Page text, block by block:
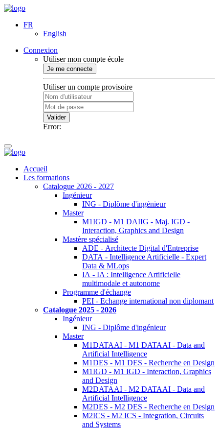
FR
English
Connexion
Utiliser mon compte école
Je me connecte
Utiliser un compte provisoire
Valider
Error:
Accueil
Les formations
Catalogue 2026 - 2027
Ingénieur
ING - Diplôme d'ingénieur
Master
M1IGD - M1 DAIIG - Maj. IGD -
Interaction, Graphics and Design
Mastère spécialisé
ADE - Architecte Digital d'Entreprise
DATA - Intelligence Artificielle - Expert
Data & MLops
IA - IA : Intelligence Artificielle
multimodale et autonome
Programme d'échange
PEI - Echange international non diplomant
Catalogue 2025 - 2026
Ingénieur
ING - Diplôme d'ingénieur
Master
M1DATAAI - M1 DATAAI - Data and
Artificial Intelligence
M1DES - M1 DES - Recherche en Design
M1IGD - M1 IGD - Interaction, Graphics
and Design
M2DATAAI - M2 DATAAI - Data and
Artificial Intelligence
M2DES - M2 DES - Recherche en Design
M2ICS - M2 ICS - Integration, Circuits
and Systems